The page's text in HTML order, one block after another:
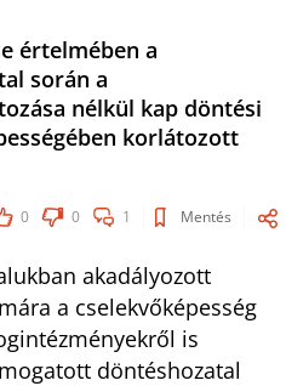
értelmében a
során a
nélkül kap döntési
korlátozott
0 0 1 Mentés
akadályozott
a cselekvőképesség
is
döntéshozatal